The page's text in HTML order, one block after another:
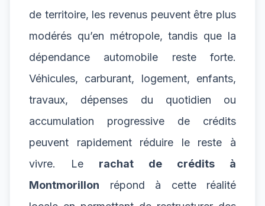
de territoire, les revenus peuvent être plus
modérés qu’en métropole, tandis que la
dépendance automobile reste forte.
Véhicules, carburant, logement, enfants,
travaux, dépenses du quotidien ou
accumulation progressive de crédits
peuvent rapidement réduire le reste à
vivre. Le rachat de crédits à
Montmorillon répond à cette réalité